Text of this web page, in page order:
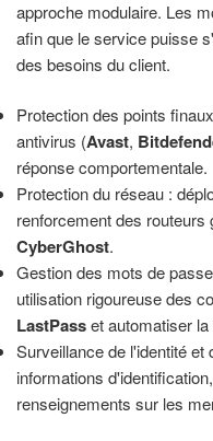
approche modulaire. Les
afin que le service puisse
des besoins du client.
Protection des points
antivirus (Avast,
réponse comportementale.
Protection du réseau :
renforcement des
CyberGhost.
Gestion des mots de
utilisation rigoureuse des
LastPasset automatiser la
Surveillance de l'identité
informations
renseignements sur les